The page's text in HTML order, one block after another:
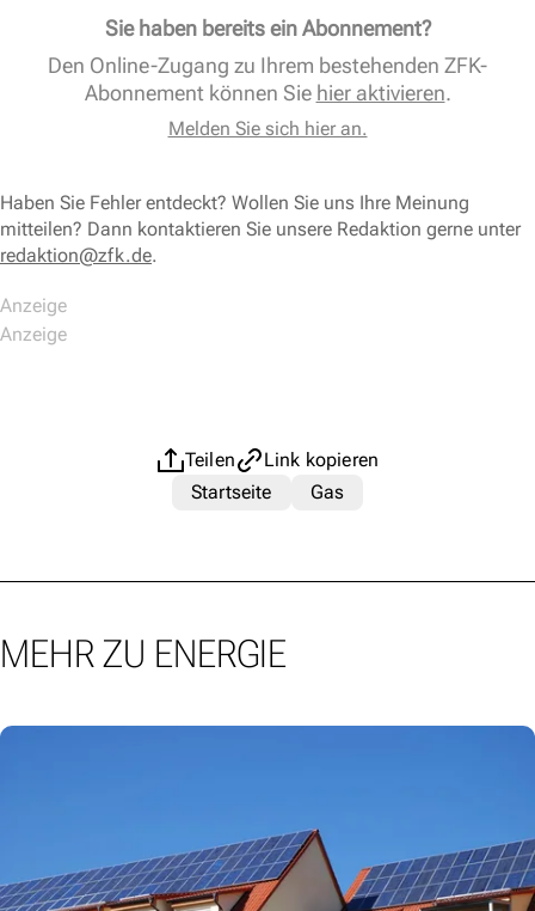
Sie haben bereits ein Abonnement?
Den Online-Zugang zu Ihrem bestehenden ZFK-
Abonnement können Sie hier aktivieren.
Melden Sie sich hier an.
Haben Sie Fehler entdeckt? Wollen Sie uns Ihre Meinung
mitteilen? Dann kontaktieren Sie unsere Redaktion gerne unter
redaktion@zfk.de.
Teilen
Link kopieren
Startseite
Gas
MEHR ZU ENERGIE